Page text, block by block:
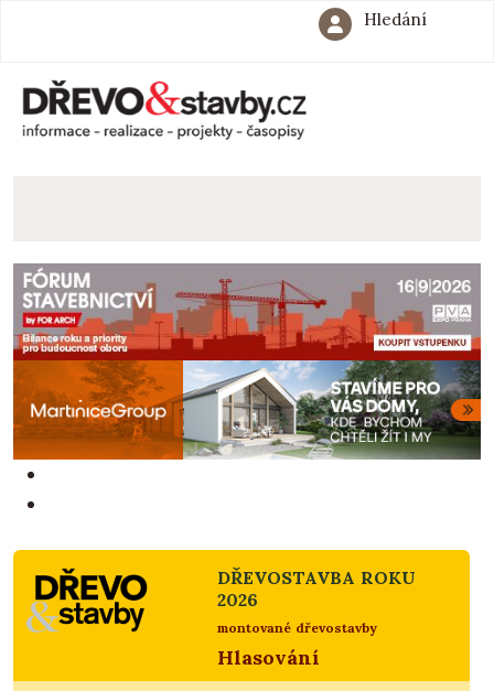
Hledání
DŘEVOSTAVBA ROKU
2026
montované dřevostavby
Hlasování